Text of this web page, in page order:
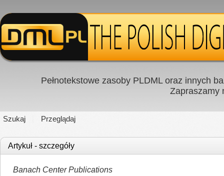
Pełnotekstowe zasoby PLDML oraz innych
Zapraszamy
Szukaj Przeglądaj
Artykuł - szczegóły
Banach Center Publications